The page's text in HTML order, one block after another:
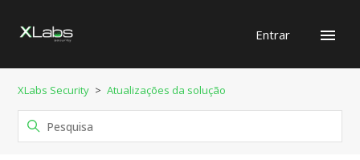
Entrar
XLabs Security Atualizações da solução